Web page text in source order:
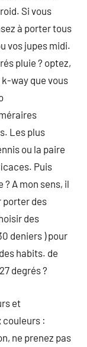
Si vous
à porter tous
vos jupes midi.
pluie ? optez,
way que vous
Les plus
ou la paire
Puis
? A mon sens, il
porter des
des
deniers ) pour
habits. de
degrés ?
et
couleurs :
ne prenez pas